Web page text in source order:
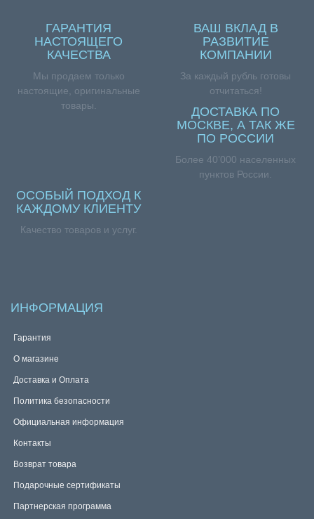
ГАРАНТИЯ
НАСТОЯЩЕГО
КАЧЕСТВА
Мы продаем только
настоящие, оригинальные
товары.
ВАШ ВКЛАД В
РАЗВИТИЕ
КОМПАНИИ
За каждый рубль готовы
отчитаться!
ДОСТАВКА ПО
МОСКВЕ, А ТАК ЖЕ
ПО РОССИИ
Более 40’000 населенных
пунктов России.
ОСОБЫЙ ПОДХОД К
КАЖДОМУ КЛИЕНТУ
Качество товаров и услуг.
ИНФОРМАЦИЯ
Гарантия
О магазине
Доставка и Оплата
Политика безопасности
Официальная информация
Контакты
Возврат товара
Подарочные сертификаты
Партнерская программа